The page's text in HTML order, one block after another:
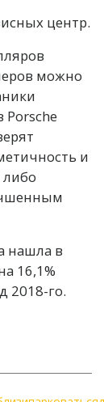
центр.
можно
Porsche
и
нашла в
16,1%
2018-го.